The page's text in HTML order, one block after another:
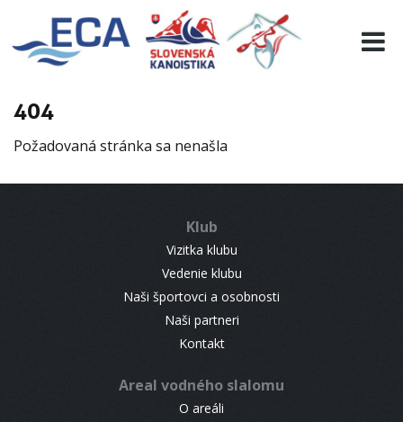
404
Požadovaná stránka sa nenašla
Klub
Vizitka klubu
Vedenie klubu
Naši športovci a osobnosti
Naši partneri
Kontakt
Areal vodného slalomu
O areáli
EURO 19
INFO
RESULTS
CONTACT